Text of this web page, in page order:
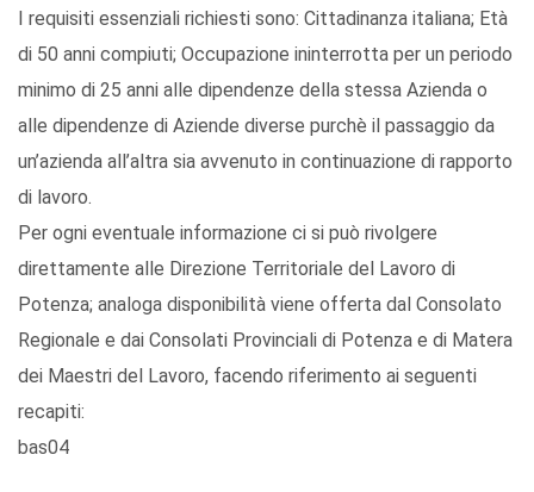
I requisiti essenziali richiesti sono: Cittadinanza italiana; Età
di 50 anni compiuti; Occupazione ininterrotta per un periodo
minimo di 25 anni alle dipendenze della stessa Azienda o
alle dipendenze di Aziende diverse purchè il passaggio da
un’azienda all’altra sia avvenuto in continuazione di rapporto
di lavoro.
Per ogni eventuale informazione ci si può rivolgere
direttamente alle Direzione Territoriale del Lavoro di
Potenza; analoga disponibilità viene offerta dal Consolato
Regionale e dai Consolati Provinciali di Potenza e di Matera
dei Maestri del Lavoro, facendo riferimento ai seguenti
recapiti:
bas04